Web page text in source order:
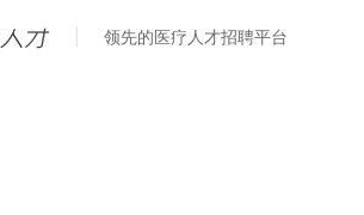
领先的医疗人才招聘平台